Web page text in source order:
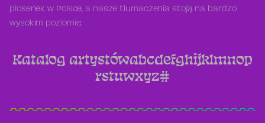
piosenek w Polsce, a nasze tłumaczenia stoją na bardzo
wysokim poziomie.
Katalog artystówabcdefghijklmnop
rstuwxyz#